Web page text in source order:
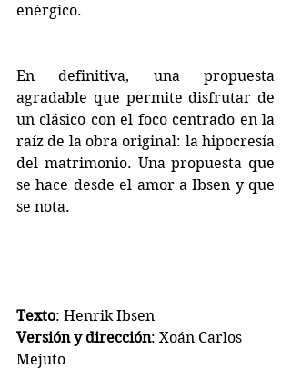
enérgico.
En definitiva, una propuesta
agradable que permite disfrutar de
un clásico con el foco centrado en la
raíz de la obra original: la hipocresía
del matrimonio. Una propuesta que
se hace desde el amor a Ibsen y que
se nota.
Texto: Henrik Ibsen
Versión y dirección: Xoán Carlos
Mejuto